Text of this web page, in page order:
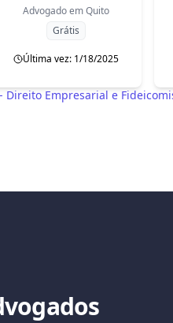
Advogado emQuito
Grátis
Última vez: 1/18/2025
- Direito Empresarial e